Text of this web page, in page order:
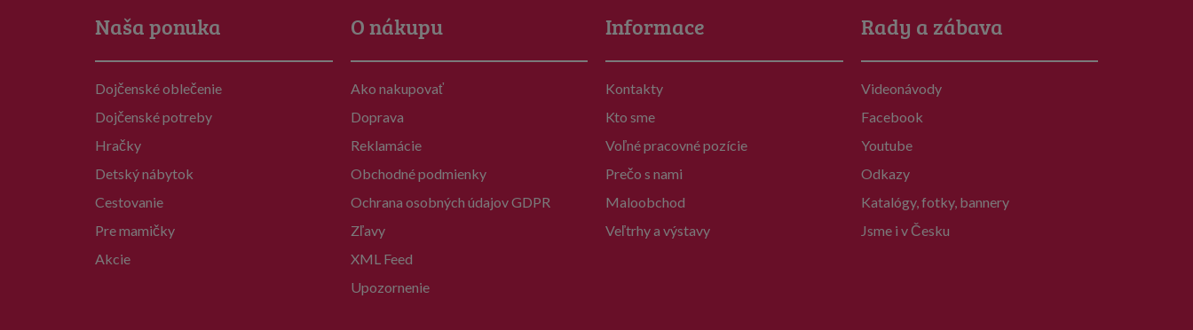
Naša ponuka
Dojčenské oblečenie
Dojčenské potreby
Hračky
Detský nábytok
Cestovanie
Pre mamičky
Akcie
O nákupu
Ako nakupovať
Doprava
Reklamácie
Obchodné podmienky
Ochrana osobných údajov GDPR
Zľavy
XML Feed
Upozornenie
Informace
Kontakty
Kto sme
Voľné pracovné pozície
Prečo s nami
Maloobchod
Veľtrhy a výstavy
Rady a zábava
Videonávody
Facebook
Youtube
Odkazy
Katalógy, fotky, bannery
Jsme i v Česku